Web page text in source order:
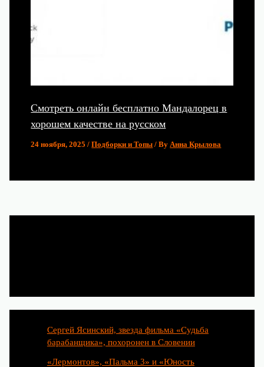
Смотреть онлайн бесплатно Мандалорец в
хорошем качестве на русском
24 ноября, 2025/Подборки и Топы / ByАнна Крылова
Сергей Ясинский, звезда фильма «Судьба
барабанщика», похоронен в Словении
«Лермонтов», «Пальма 3» и «Юность